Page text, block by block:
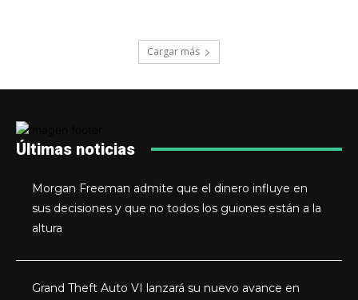
Cargar más
Últimas noticias
Morgan Freeman admite que el dinero influye en
sus decisiones y que no todos los guiones están a la
altura
Grand Theft Auto VI lanzará su nuevo avance en